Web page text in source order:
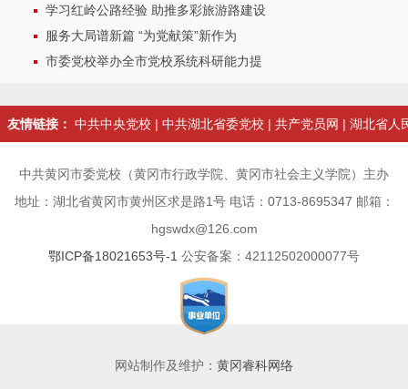
学习红岭公路经验 助推多彩旅游路建设
服务大局谱新篇 “为党献策”新作为
市委党校举办全市党校系统科研能力提
友情链接： 中共中央党校 | 中共湖北省委党校 | 共产党员网 | 湖北省人
中共黄冈市委党校（黄冈市行政学院、黄冈市社会主义学院）主办
地址：湖北省黄冈市黄州区求是路1号 电话：0713-8695347 邮箱：
hgswdx@126.com
鄂ICP备18021653号-1 公安备案：42112502000077号
网站制作及维护： 黄冈睿科网络